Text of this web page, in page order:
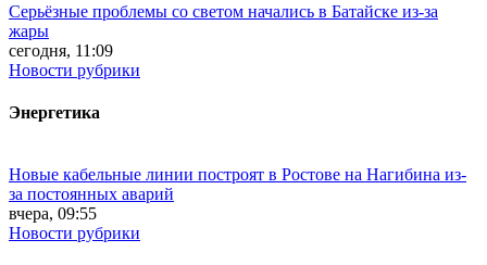
Серьёзные проблемы со светом начались в Батайске из-за
жары
сегодня, 11:09
Новости рубрики
Энергетика
Новые кабельные линии построят в Ростове на Нагибина из-
за постоянных аварий
вчера, 09:55
Новости рубрики